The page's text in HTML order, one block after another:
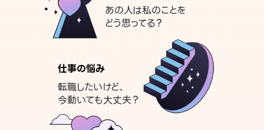
あの人は私のことを
どう思ってる？
仕事の悩み
転職したいけど、
今動いても大丈夫？